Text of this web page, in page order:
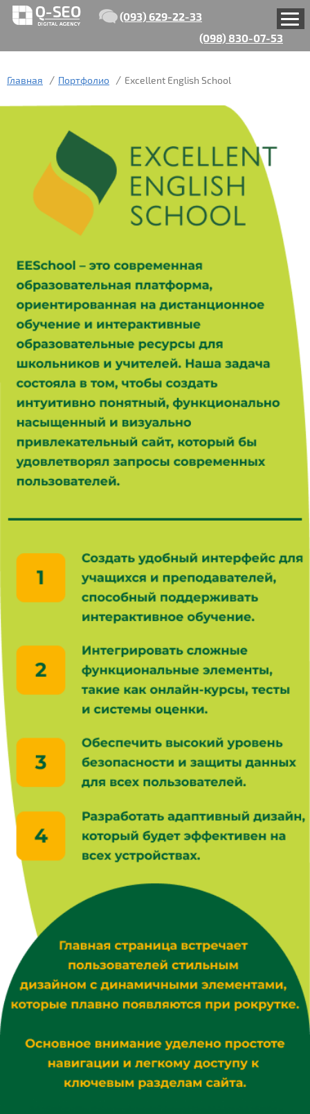
(093) 629-22-33
(098) 830-07-53
Главная Портфолио Excellent English School